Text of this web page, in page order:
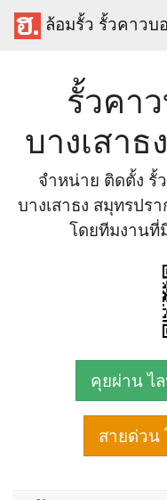
ล้อมรั้ว รั้วคาวบ
รั้วคา
บางเสา
จำหน่าย ติดตั้ง รั้
บางเสาธง สมุทรปร
โดยทีมงานที่
คุยผ่าน ไล
สายด่วน